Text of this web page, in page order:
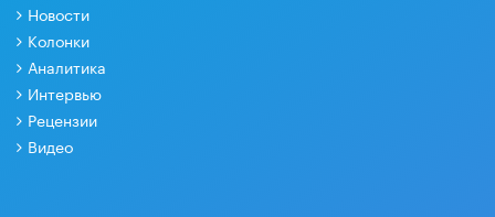
Новости
Колонки
Аналитика
Интервью
Рецензии
Видео